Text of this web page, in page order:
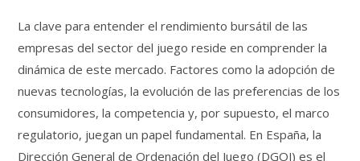
La clave para entender el rendimiento bursátil de las
empresas del sector del juego reside en comprender la
dinámica de este mercado. Factores como la adopción de
nuevas tecnologías, la evolución de las preferencias de los
consumidores, la competencia y, por supuesto, el marco
regulatorio, juegan un papel fundamental. En España, la
Dirección General de Ordenación del Juego (DGOJ) es el